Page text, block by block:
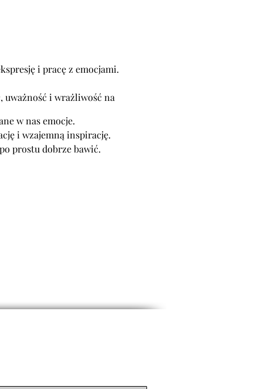
i pracę z emocjami.
uważność i wrażliwość na
w nas emocje.
i wzajemną inspirację.
prostu dobrze bawić.